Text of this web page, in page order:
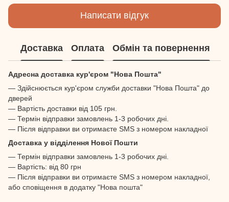
Написати відгук
Доставка Оплата Обмін та повернення
Адресна доставка кур'єром "Нова Пошта"
— Здійснюється кур'єром служби доставки "Нова Пошта" до
дверей
— Вартість доставки від 105 грн.
— Термін відправки замовлень 1-3 робочих дні.
— Після відправки ви отримаєте SMS з номером накладної
Доставка у відділення Нової Пошти
— Термін відправки замовлень 1-3 робочих дні.
— Вартість: від 80 грн
— Після відправки ви отримаєте SMS з номером накладної,
або сповіщення в додатку "Нова пошта"